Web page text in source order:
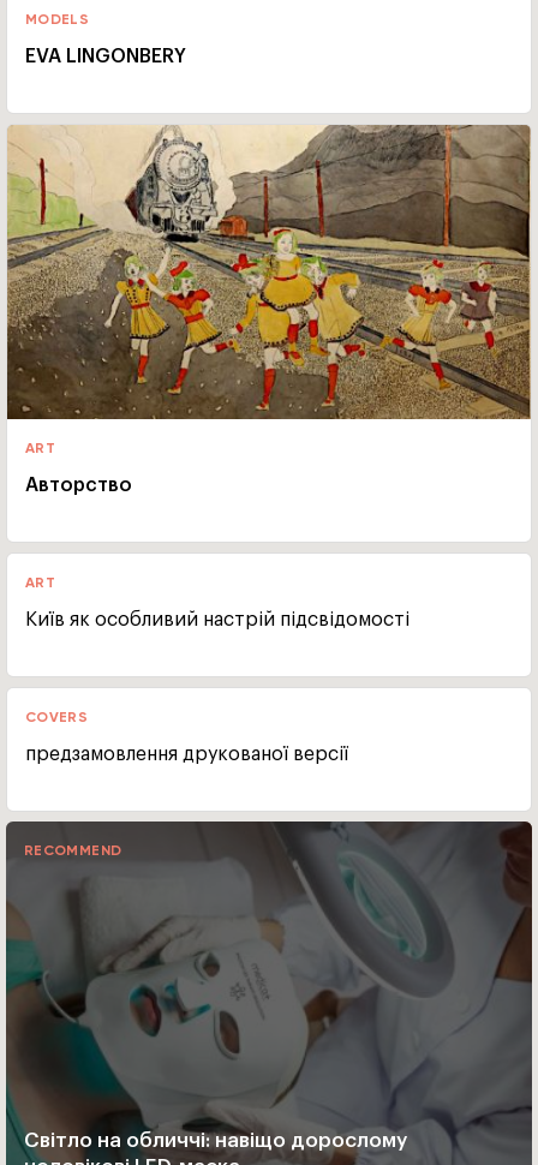
MODELS
EVA LINGONBERY
ART
Авторство
ART
Київ як особливий настрій підсвідомості
COVERS
предзамовлення друкованої версії
RECOMMEND
Світло на обличчі: навіщо дорослому